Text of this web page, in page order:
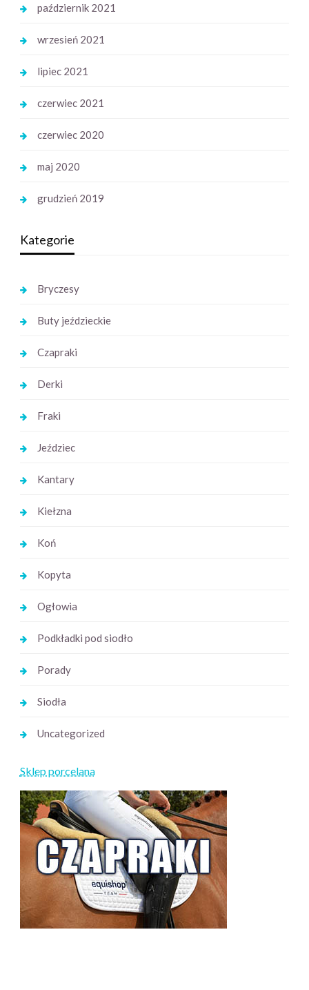
październik 2021
wrzesień 2021
lipiec 2021
czerwiec 2021
czerwiec 2020
maj 2020
grudzień 2019
Kategorie
Bryczesy
Buty jeździeckie
Czapraki
Derki
Fraki
Jeździec
Kantary
Kiełzna
Koń
Kopyta
Ogłowia
Podkładki pod siodło
Porady
Siodła
Uncategorized
Sklep porcelana